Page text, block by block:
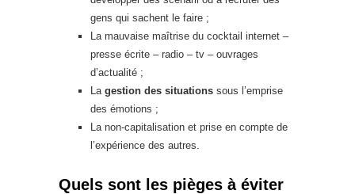
gens qui sachent le faire ;
La mauvaise maîtrise du cocktail internet –
presse écrite – radio – tv – ouvrages
d’actualité ;
La gestion des situations sous l’emprise
des émotions ;
La non-capitalisation et prise en compte de
l’expérience des autres.
Quels sont les pièges à éviter